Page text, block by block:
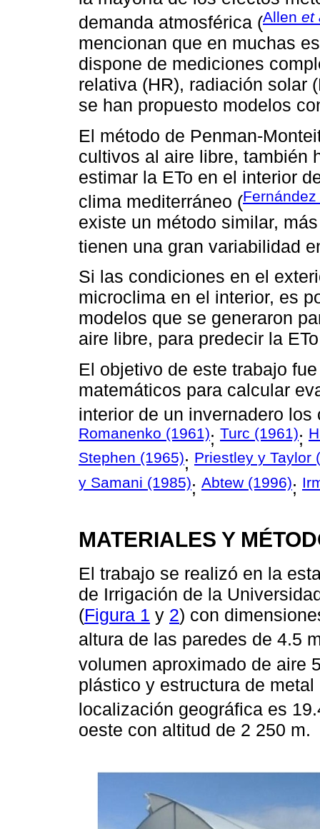
demanda atmosférica (Allen et
mencionan que en muchas
dispone de mediciones
relativa (HR), radiación solar
se han propuesto modelos
El método de Penman-
cultivos al aire libre, también
estimar la ETo en el interior
clima mediterráneo (Fernández
existe un método similar,
tienen una gran variabilidad
Si las condiciones en el
microclima en el interior, es
modelos que se generaron
aire libre, para predecir la
El objetivo de este trabajo
matemáticos para calcular
interior de un invernadero
Romanenko (1961); Turc (1961);
Stephen (1965); Priestley y Taylor
y Samani (1985); Abtew (1996);
MATERIALES Y
El trabajo se realizó en la
de Irrigación de la
(Figura 1 y 2) con
altura de las paredes de 4.5
volumen aproximado de aire
plástico y estructura de
localización geográfica es
oeste con altitud de 2 250 m.